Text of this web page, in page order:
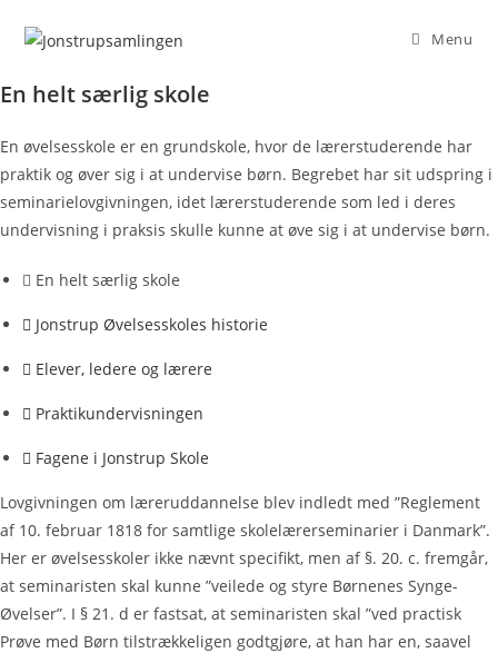
Menu
En helt særlig skole
En øvelsesskole er en grundskole, hvor de lærerstuderende har
praktik og øver sig i at undervise børn. Begrebet har sit udspring i
seminarielovgivningen, idet lærerstuderende som led i deres
undervisning i praksis skulle kunne at øve sig i at undervise børn.
En helt særlig skole
Jonstrup Øvelsesskoles historie
Elever, ledere og lærere
Praktikundervisningen
Fagene i Jonstrup Skole
Lovgivningen om læreruddannelse blev indledt med ”Reglement
af 10. februar 1818 for samtlige skolelærerseminarier i Danmark”.
Her er øvelsesskoler ikke nævnt specifikt, men af §. 20. c. fremgår,
at seminaristen skal kunne ”veilede og styre Børnenes Synge-
Øvelser”. I § 21. d er fastsat, at seminaristen skal ”ved practisk
Prøve med Børn tilstrækkeligen godtgjøre, at han har en, saavel